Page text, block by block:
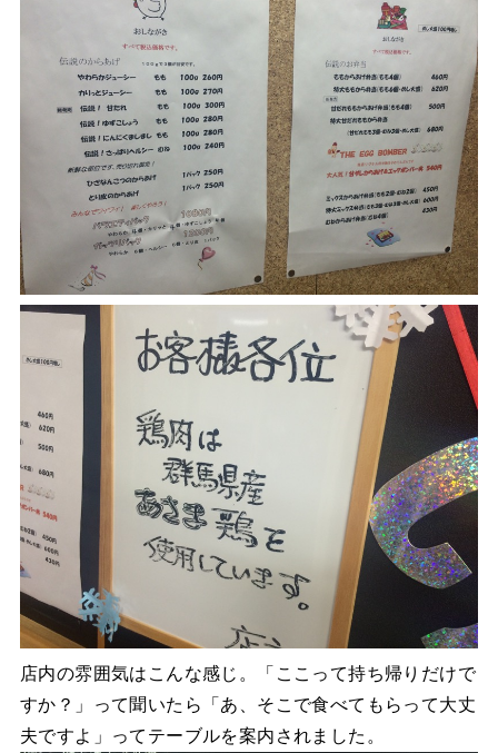
店内の雰囲気はこんな感じ。「ここって持ち帰りだけで
すか？」って聞いたら「あ、そこで食べてもらって大丈
夫ですよ」ってテーブルを案内されました。